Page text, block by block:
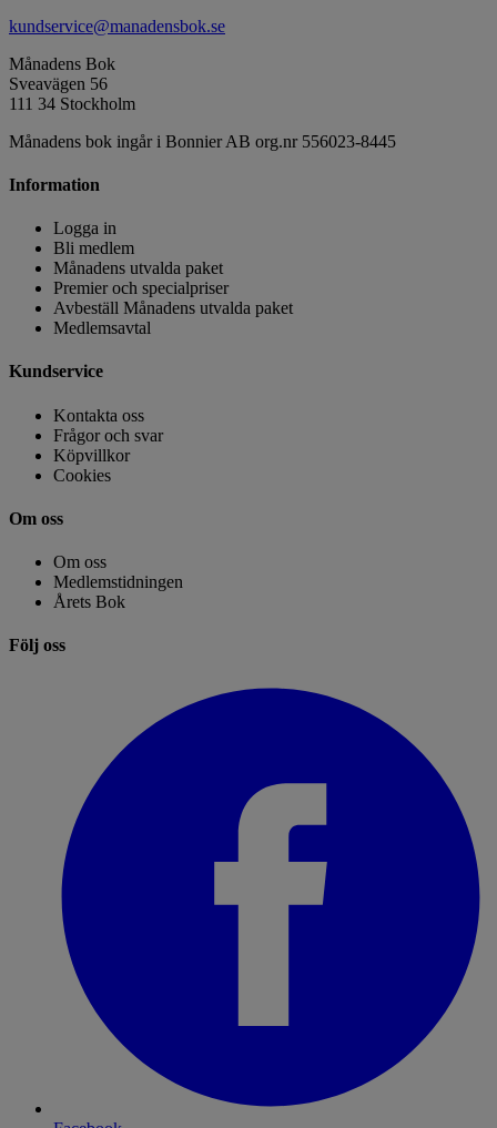
kundservice@manadensbok.se
Månadens Bok
Sveavägen 56
111 34 Stockholm
Månadens bok ingår i Bonnier AB org.nr 556023-8445
Information
Logga in
Bli medlem
Månadens utvalda paket
Premier och specialpriser
Avbeställ Månadens utvalda paket
Medlemsavtal
Kundservice
Kontakta oss
Frågor och svar
Köpvillkor
Cookies
Om oss
Om oss
Medlemstidningen
Årets Bok
Följ oss